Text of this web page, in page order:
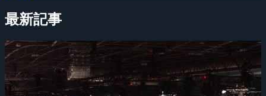
最新記事